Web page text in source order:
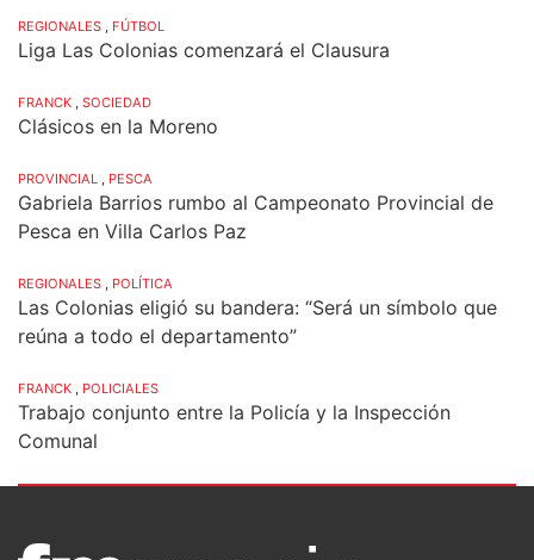
REGIONALES , FÚTBOL
Liga Las Colonias comenzará el Clausura
FRANCK , SOCIEDAD
Clásicos en la Moreno
PROVINCIAL , PESCA
Gabriela Barrios rumbo al Campeonato Provincial de
Pesca en Villa Carlos Paz
REGIONALES , POLÍTICA
Las Colonias eligió su bandera: “Será un símbolo que
reúna a todo el departamento”
FRANCK , POLICIALES
Trabajo conjunto entre la Policía y la Inspección
Comunal